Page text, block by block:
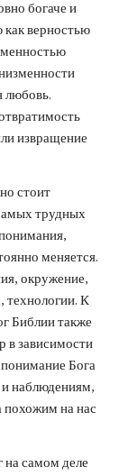
богаче и
как верностью
любовь.
извращение
стоит
трудных
меняется.
окружение,
технологии. К
Библии также
в зависимости
понимание Бога
наблюдениям,
похожим на нас
на самом деле